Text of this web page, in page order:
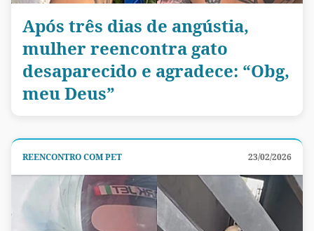
Após três dias de angústia,
mulher reencontra gato
desaparecido e agradece: “Obg,
meu Deus”
REENCONTRO COM PET 23/02/2026